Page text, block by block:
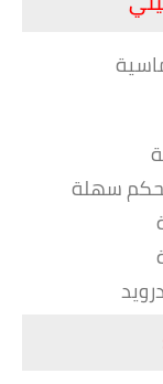
تحكم سهلة